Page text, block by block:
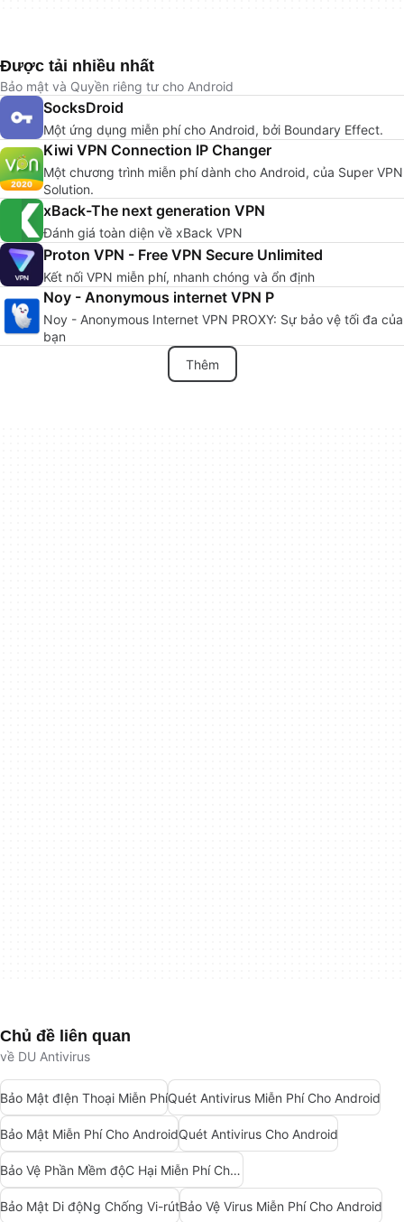
Được tải nhiều nhất
Bảo mật và Quyền riêng tư cho Android
SocksDroid
Một ứng dụng miễn phí cho Android, bởi Boundary Effect.
Kiwi VPN Connection IP Changer
Một chương trình miễn phí dành cho Android, của Super VPN
Solution.
xBack-The next generation VPN
Đánh giá toàn diện về xBack VPN
Proton VPN - Free VPN Secure Unlimited
Kết nối VPN miễn phí, nhanh chóng và ổn định
Noy - Anonymous internet VPN P
Noy - Anonymous Internet VPN PROXY: Sự bảo vệ tối đa của
bạn
Thêm
Chủ đề liên quan
về DU Antivirus
Bảo Mật đIện Thoại Miễn PhíQuét Antivirus Miễn Phí Cho Android
Bảo Mật Miễn Phí Cho AndroidQuét Antivirus Cho Android
Bảo Vệ Phần Mềm độC Hại Miễn Phí Cho Android
Bảo Mật Di độNg Chống Vi-rútBảo Vệ Virus Miễn Phí Cho Android